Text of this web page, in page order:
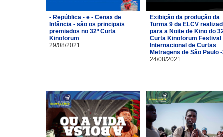
- República - e - Cenas de
Infância - são os principais
premiados no 32º Curta
Kinoforum
29/08/2021
Exibição da produção da
Turma 9 da ELCV
para a Noite de Kino do
Curta Kinoforum Festival
Internacional de Curtas
Metragens de São Paulo
24/08/2021